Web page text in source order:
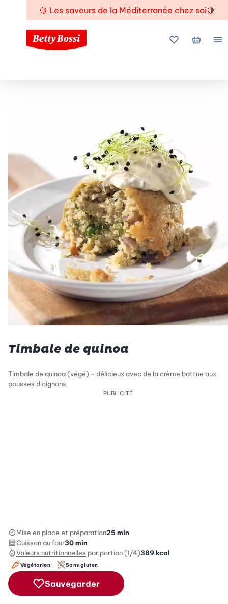
🍋 Les saveurs de la Méditerranée chez soi🍋
Mes favoris
Mon
Timbale de quinoa
Timbale de quinoa (végé) - délicieux avec de la crème battue aux
pousses d’oignons
PUBLICITÉ
Mise en place et préparation25 min
Cuisson au four30 min
Valeurs nutritionnelles par portion (1/4)389kcal
Végétarien Sans gluten
Sauvegarder